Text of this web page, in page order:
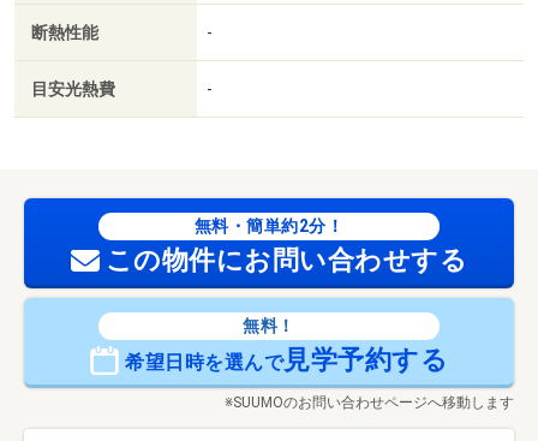
断熱性能 -
目安光熱費 -
無料・簡単約2分！
この物件にお問い合わせする
無料！
希望日時を選んで見学予約する
※SUUMOのお問い合わせページへ移動します